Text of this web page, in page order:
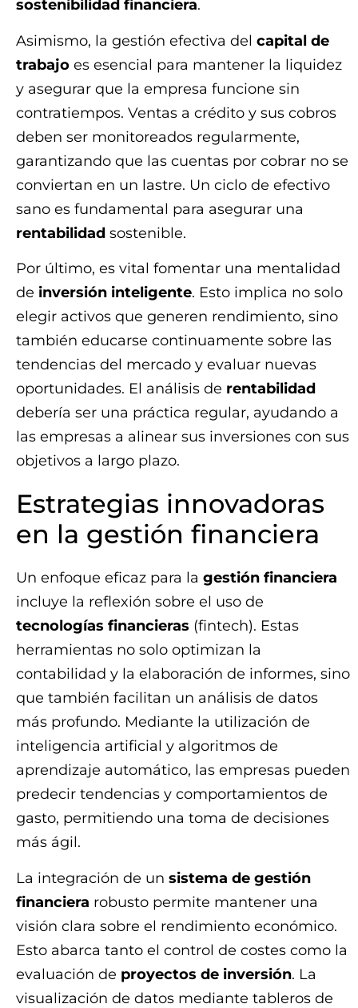
sostenibilidad financiera.
Asimismo, la gestión efectiva del capital de
trabajo es esencial para mantener la liquidez
y asegurar que la empresa funcione sin
contratiempos. Ventas a crédito y sus cobros
deben ser monitoreados regularmente,
garantizando que las cuentas por cobrar no se
conviertan en un lastre. Un ciclo de efectivo
sano es fundamental para asegurar una
rentabilidad sostenible.
Por último, es vital fomentar una mentalidad
de inversión inteligente. Esto implica no solo
elegir activos que generen rendimiento, sino
también educarse continuamente sobre las
tendencias del mercado y evaluar nuevas
oportunidades. El análisis de rentabilidad
debería ser una práctica regular, ayudando a
las empresas a alinear sus inversiones con sus
objetivos a largo plazo.
Estrategias innovadoras
en la gestión financiera
Un enfoque eficaz para la gestión financiera
incluye la reflexión sobre el uso de
tecnologías financieras (fintech). Estas
herramientas no solo optimizan la
contabilidad y la elaboración de informes, sino
que también facilitan un análisis de datos
más profundo. Mediante la utilización de
inteligencia artificial y algoritmos de
aprendizaje automático, las empresas pueden
predecir tendencias y comportamientos de
gasto, permitiendo una toma de decisiones
más ágil.
La integración de un sistema de gestión
financiera robusto permite mantener una
visión clara sobre el rendimiento económico.
Esto abarca tanto el control de costes como la
evaluación de proyectos de inversión. La
visualización de datos mediante tableros de